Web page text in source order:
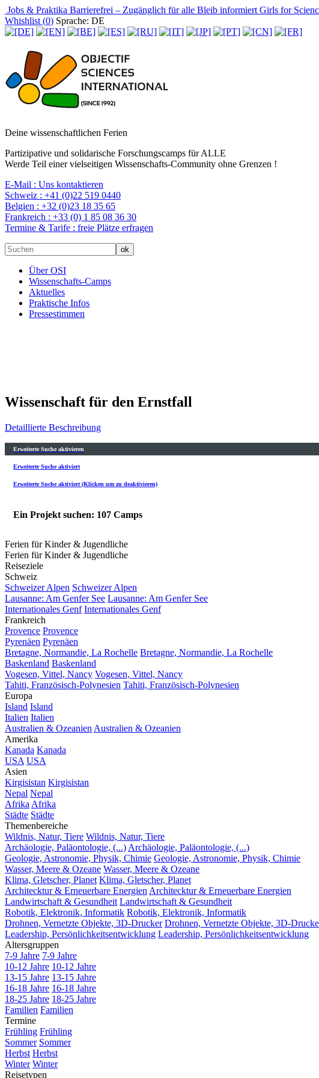
Jobs & Praktika Barrierefrei – Zugänglich für alle Bleib informiert Girls for
Whishlist (0) Sprache: DE
Deine wissenschaftlichen Ferien
Partizipative und solidarische Forschungscamps für ALLE
Werde Teil einer vielseitigen Wissenschafts-Community ohne Grenzen !
E-Mail : Uns kontaktieren
Schweiz : +41 (0)22 519 0440
Belgien : +32 (0)23 18 35 65
Frankreich : +33 (0) 1 85 08 36 30
Termine & Tarife : freie Plätze erfragen
Über OSI
Wissenschafts-Camps
Aktuelles
Praktische Infos
Pressestimmen
Wissenschaft für den Ernstfall
Detaillierte Beschreibung
Erweiterte Suche aktivieren
Erweiterte Suche aktiviert
Erweiterte Suche aktiviert (Klicken um zu deaktivieren)
Ein Projekt suchen: 107 Camps
Ferien für Kinder & Jugendliche
Ferien für Kinder & Jugendliche
Reiseziele
Schweiz
Schweizer Alpen Schweizer Alpen
Lausanne: Am Genfer See Lausanne: Am Genfer See
Internationales Genf Internationales Genf
Frankreich
Provence Provence
Pyrenäen Pyrenäen
Bretagne, Normandie, La Rochelle Bretagne, Normandie, La Rochelle
Baskenland Baskenland
Vogesen, Vittel, Nancy Vogesen, Vittel, Nancy
Tahiti, Französisch-Polynesien Tahiti, Französisch-Polynesien
Europa
Island Island
Italien Italien
Australien & Ozeanien Australien & Ozeanien
Amerika
Kanada Kanada
USA USA
Asien
Kirgisistan Kirgisistan
Nepal Nepal
Afrika Afrika
Städte Städte
Themenbereiche
Wildnis, Natur, Tiere Wildnis, Natur, Tiere
Archäologie, Paläontologie, (...) Archäologie, Paläontologie, (...)
Geologie, Astronomie, Physik, Chimie Geologie, Astronomie, Physik, Chimie
Wasser, Meere & Ozeane Wasser, Meere & Ozeane
Klima, Gletscher, Planet Klima, Gletscher, Planet
Architecktur & Erneuerbare Energien Architecktur & Erneuerbare Energien
Landwirtschaft & Gesundheit Landwirtschaft & Gesundheit
Robotik, Elektronik, Informatik Robotik, Elektronik, Informatik
Drohnen, Vernetzte Objekte, 3D-Drucker Drohnen, Vernetzte Objekte, 3D-
Leadership, Persönlichkeitsentwicklung Leadership, Persönlichkeitsentwicklung
Altersgruppen
7-9 Jahre 7-9 Jahre
10-12 Jahre 10-12 Jahre
13-15 Jahre 13-15 Jahre
16-18 Jahre 16-18 Jahre
18-25 Jahre 18-25 Jahre
Familien Familien
Termine
Frühling Frühling
Sommer Sommer
Herbst Herbst
Winter Winter
Reisetypen